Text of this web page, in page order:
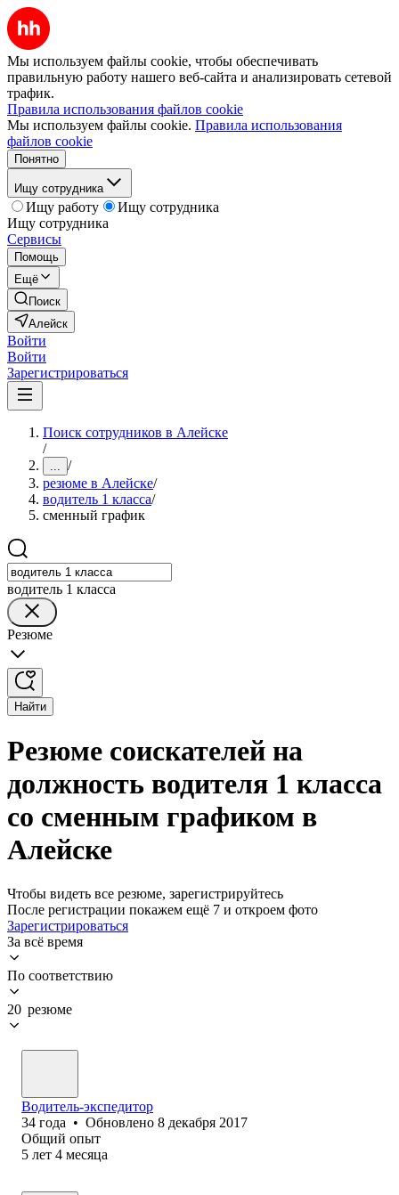
Мы используем файлы cookie, чтобы обеспечивать
правильную работу нашего веб-сайта и анализировать сетевой
трафик.
Правила использования файлов cookie
Мы используем файлы cookie. Правила использования
файлов cookie
Понятно
Ищу сотрудника
Ищу работу
Ищу сотрудника
Ищу сотрудника
Сервисы
Помощь
Ещё
Поиск
Алейск
Войти
Войти
Зарегистрироваться
Поиск сотрудников в Алейске
/
... /
резюме в Алейске/
водитель 1 класса/
сменный график
водитель 1 класса
Резюме
Найти
Резюме соискателей на
должность водителя 1 класса
со сменным графиком в
Алейске
Чтобы видеть все резюме, зарегистрируйтесь
После регистрации покажем ещё 7 и откроем фото
Зарегистрироваться
За всё время
По соответствию
20 резюме
Водитель-экспедитор
34 года • Обновлено 8 декабря 2017
Общий опыт
5 лет 4 месяца